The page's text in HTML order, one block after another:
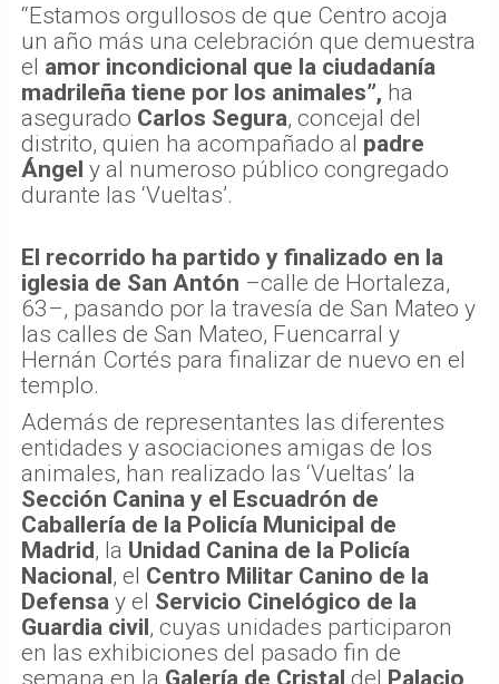
“Estamos orgullosos de que Centro acoja
un año más una celebración que demuestra
el amor incondicional que la ciudadanía
madrileña tiene por los animales”, ha
asegurado Carlos Segura, concejal del
distrito, quien ha acompañado al padre
Ángel y al numeroso público congregado
durante las ‘Vueltas’.
El recorrido ha partido y finalizado en la
iglesia de San Antón –calle de Hortaleza,
63–, pasando por la travesía de San Mateo y
las calles de San Mateo, Fuencarral y
Hernán Cortés para finalizar de nuevo en el
templo.
Además de representantes las diferentes
entidades y asociaciones amigas de los
animales, han realizado las ‘Vueltas’ la
Sección Canina y el Escuadrón de
Caballería de la Policía Municipal de
Madrid, la Unidad Canina de la Policía
Nacional, el Centro Militar Canino de la
Defensa y el Servicio Cinelógico de la
Guardia civil, cuyas unidades participaron
en las exhibiciones del pasado fin de
semana en la Galería de Cristal del Palacio